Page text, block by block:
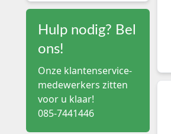
Hulp nodig? Bel
ons!
Onze klantenservice-
medewerkers zitten
voor u klaar!
085-7441446